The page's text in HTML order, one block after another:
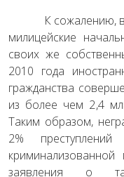
К сожалению, в
милицейские
своих же
2010 года
гражданства
из более чем 2,4
Таким образом,
2%
заявления о